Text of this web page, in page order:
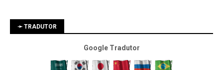
➛ TRADUTOR
Google Tradutor